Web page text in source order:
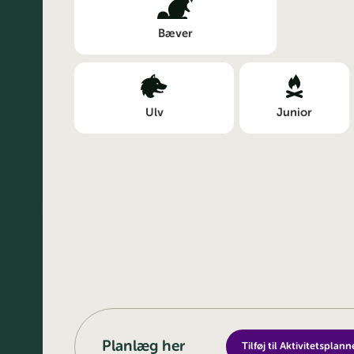
Bæver
Ulv Junior
Planlæg her Tilføj til